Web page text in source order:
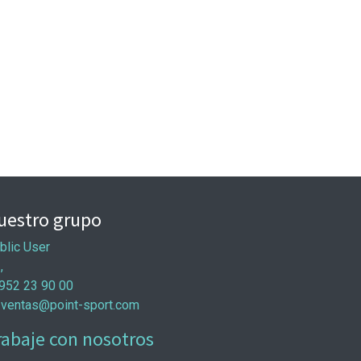
grupo
User
23 90 00
ventas@point-sport.com
con nosotros